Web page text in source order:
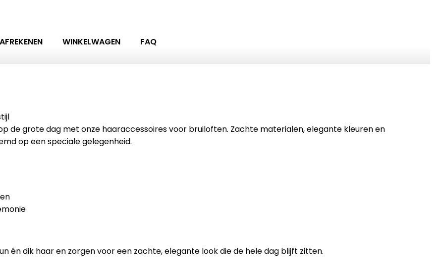
AFREKENEN WINKELWAGEN FAQ
de grote dag met onze haaraccessoires voor bruiloften. Zachte materialen, elegante kleuren en
op een speciale gelegenheid.
én dik haar en zorgen voor een zachte, elegante look die de hele dag blijft zitten.